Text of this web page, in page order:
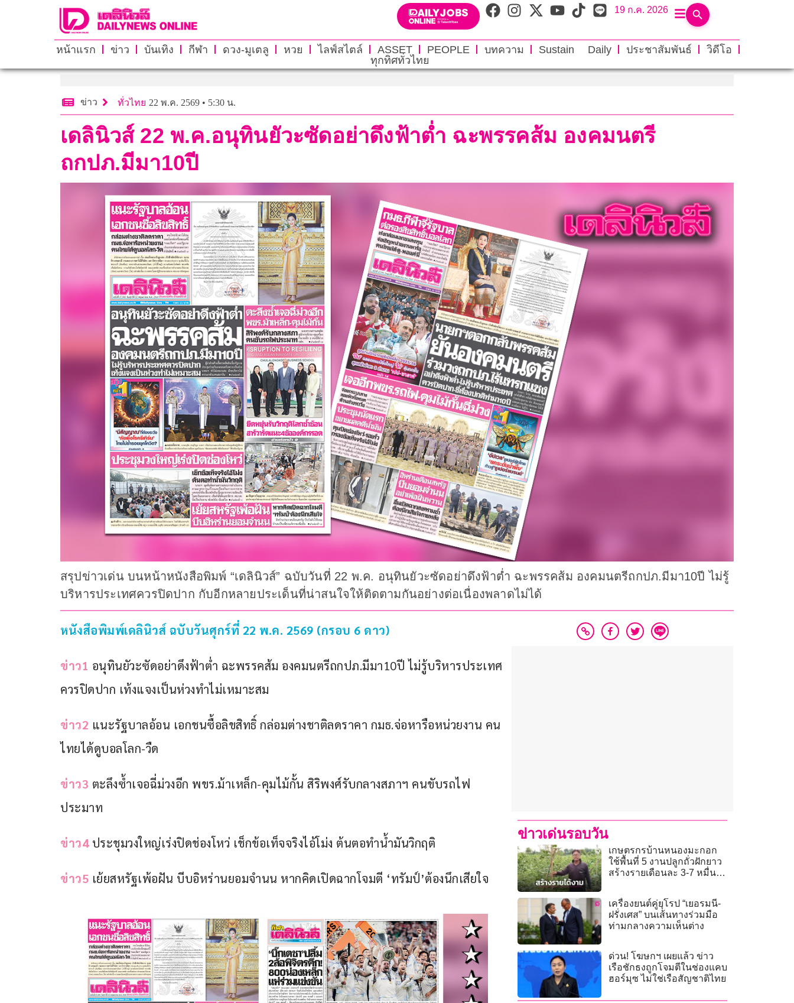
19 ก.ค. 2026
หน้าแรก ข่าว บันเทิง กีฬา ดวง-มูเตลู หวย ไลฟ์สไตล์ ASSET PEOPLE บทความ Sustain Daily ประชาสัมพันธ์
วิดีโอ
ทุกทิศทั่วไทย
ข่าว ทั่วไทย 22 พ.ค. 2569 • 5:30 น.
เดลินิวส์ 22 พ.ค.อนุทินยัวะซัดอย่าดึงฟ้าต่ำ ฉะพรรคส้ม องคมนตรี
ถกปภ.มีมา10ปี
สรุปข่าวเด่น บนหน้าหนังสือพิมพ์ “เดลินิวส์” ฉบับวันที่ 22 พ.ค. อนุทินยัวะซัดอย่าดึงฟ้าต่ำ ฉะพรรคส้ม องคมนตรีถกปภ.มีมา10ปี ไม่รู้
บริหารประเทศควรปิดปาก กับอีกหลายประเด็นที่น่าสนใจให้ติดตามกันอย่างต่อเนื่องพลาดไม่ได้
หนังสือพิมพ์เดลินิวส์ ฉบับวันศุกร์ที่ 22 พ.ค. 2569 (กรอบ 6 ดาว)
ข่าว1 อนุทินยัวะซัดอย่าดึงฟ้าต่ำ ฉะพรรคส้ม องคมนตรีถกปภ.มีมา10ปี ไม่รู้บริหารประเทศ
ควรปิดปาก เท้งแจงเป็นห่วงทำไม่เหมาะสม
ข่าว2 แนะรัฐบาลอ้อน เอกชนซื้อลิขสิทธิ์ กล่อมต่างชาติลดราคา กมธ.จ่อหารือหน่วยงาน คน
ไทยได้ดูบอลโลก-วืด
ข่าว3 ตะลึงซ้ำเจอฉี่ม่วงอีก พขร.ม้าเหล็ก-คุมไม้กั้น สิริพงศ์รับกลางสภาฯ คนขับรถไฟ
ประมาท
ข่าว4 ประชุมวงใหญ่เร่งปิดช่องโหว่ เช็กข้อเท็จจริงไอ้โม่ง ต้นตอทำน้ำมันวิกฤติ
ข่าว5 เย้ยสหรัฐเพ้อฝัน บีบอิหร่านยอมจำนน หากคิดเปิดฉากโจมตี ‘ทรัมป์’ต้องนึกเสียใจ
ข่าวเด่นรอบวัน
เกษตรกรบ้านหนองมะกอก
ใช้พื้นที่ 5 งานปลูกถั่วฝักยาว
สร้างรายเดือนละ 3-7 หมื่น
เครื่องยนต์คู่ยุโรป “เยอรมนี-
ฝรั่งเศส” บนเส้นทางร่วมมือ
ท่ามกลางความเห็นต่าง
ด่วน! โฆษกฯ เผยแล้ว ข่าว
เรือชักธงถูกโจมตีในช่องแคบ
ฮอร์มุซ ไม่ใช่เรือสัญชาติไทย